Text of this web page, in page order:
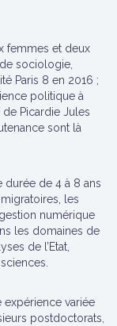
femmes et deux
sociologie,
Paris 8 en 2016 ;
politique à
de Picardie Jules
sont là
durée de 4 à 8 ans
les
numérique
les domaines de
de l’Etat,
expérience variée
postdoctorats,